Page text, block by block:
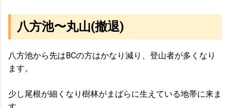
八方池〜丸山(撤退)
八方池から先はBCの方はかなり減り、登山者が多くなり
ます。
少し尾根が細くなり樹林がまばらに生えている地帯に来ま